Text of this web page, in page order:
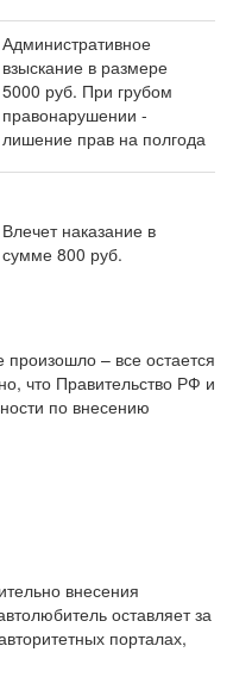
Административное
взыскание в размере
5000 руб. При грубом
правонарушении -
лишение прав на полгода
Влечет наказание в
сумме 800 руб.
– все остается
что Правительство РФ и
по внесению
внесения
оставляет за
порталах,